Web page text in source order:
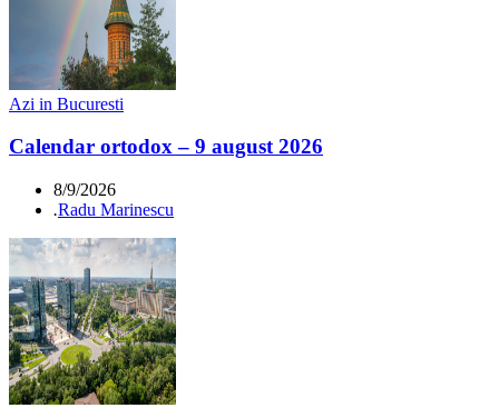
Azi in Bucuresti
Calendar ortodox – 9 august 2026
8/9/2026
.Radu Marinescu